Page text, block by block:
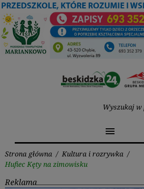
Przejdź
do
treści
menu
Strona główna / Kultura i rozrywka /
Hufiec Kęty na zimowisku
Reklama